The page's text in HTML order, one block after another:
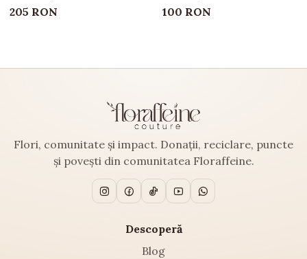
205 RON
100 RON
Flori, comunitate și impact. Donații, reciclare, puncte
și povești din comunitatea Floraffeine.
Descoperă
Blog